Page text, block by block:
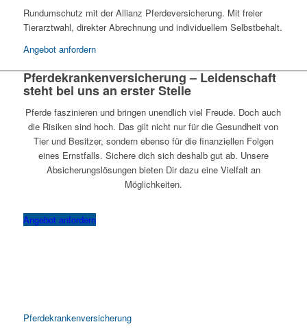
Rundumschutz mit der Allianz Pferdeversicherung. Mit freier
Tierarztwahl, direkter Abrechnung und individuellem Selbstbehalt.
Angebot anfordern
Pferdekrankenversicherung – Leidenschaft
steht bei uns an erster Stelle
Pferde faszinieren und bringen unendlich viel Freude. Doch auch
die Risiken sind hoch. Das gilt nicht nur für die Gesundheit von
Tier und Besitzer, sondern ebenso für die finanziellen Folgen
eines Ernstfalls. Sichere dich sich deshalb gut ab. Unsere
Absicherungslösungen bieten Dir dazu eine Vielfalt an
Möglichkeiten.
Angebot anfordern
Pferdekrankenversicherung